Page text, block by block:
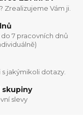
Zrealizujeme Vám ji.
7 pracovních dnů
jakýmikoli dotazy.
skupiny
slevy